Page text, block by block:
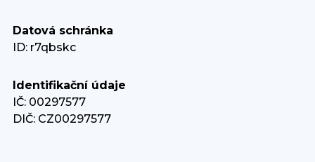
Datová schránka
ID: r7qbskc
Identifikační údaje
IČ: 00297577
DIČ: CZ00297577